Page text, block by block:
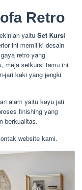
Retro
yaitu Set Kursi
ini memiliki desain
retro yang
meja setkursi tamu ini
jari kaki yang jengki
alam yaitu kayu jati
finishing yang
berkualitas.
website kami.